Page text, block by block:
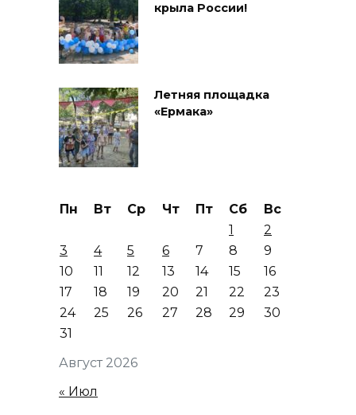
крыла России!
Летняя площадка
«Ермака»
Август 2026
Пн Вт Ср Чт Пт Сб
Вс
1
2
3
4 5 6 7 8
9
10
11 12 13 14 15
16
17
18 19 20 21 22
23
24
25 26 27 28 29
30
31
« Июл